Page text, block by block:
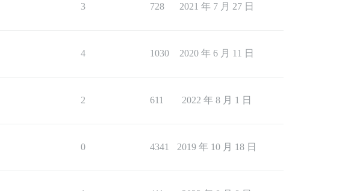
3 728 2021 年 7 月 27 日
4 1030 2020 年 6 月 11 日
2 611 2022 年 8 月 1 日
0 4341 2019 年 10 月 18 日